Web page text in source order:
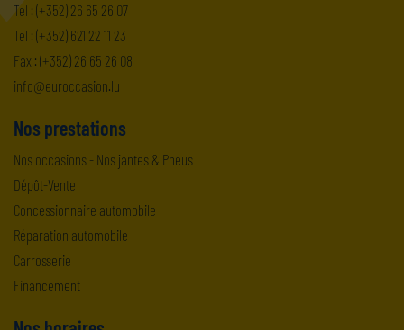
Tel : (+352) 26 65 26 07
Tel : (+352) 621 22 11 23
Fax : (+352) 26 65 26 08
ul.noisacc
orue@of
ni
Nos prestations
Nos occasions - Nos jantes & Pneus
Dépôt-Vente
Concessionnaire automobile
Réparation automobile
Carrosserie
Financement